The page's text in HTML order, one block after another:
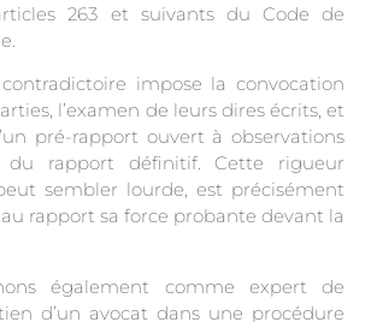
263 et suivants du Code de
impose la convocation
l’examen de leurs dires écrits, et
pré-rapport ouvert à observations
du rapport définitif. Cette rigueur
sembler lourde, est précisément
rapport sa force probante devant la
également comme expert de
d’un avocat dans une procédure